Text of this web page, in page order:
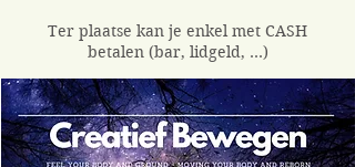
Ter plaatse kan je enkel met CASH
betalen (bar, lidgeld, ...)